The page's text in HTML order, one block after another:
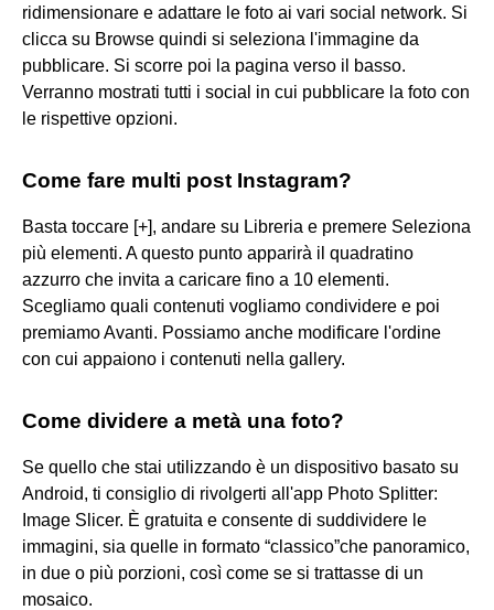
ridimensionare e adattare le foto ai vari social network. Si
clicca su Browse quindi si seleziona l'immagine da
pubblicare. Si scorre poi la pagina verso il basso.
Verranno mostrati tutti i social in cui pubblicare la foto con
le rispettive opzioni.
Come fare multi post Instagram?
Basta toccare [+], andare su Libreria e premere Seleziona
più elementi. A questo punto apparirà il quadratino
azzurro che invita a caricare fino a 10 elementi.
Scegliamo quali contenuti vogliamo condividere e poi
premiamo Avanti. Possiamo anche modificare l'ordine
con cui appaiono i contenuti nella gallery.
Come dividere a metà una foto?
Se quello che stai utilizzando è un dispositivo basato su
Android, ti consiglio di rivolgerti all'app Photo Splitter:
Image Slicer. È gratuita e consente di suddividere le
immagini, sia quelle in formato “classico”che panoramico,
in due o più porzioni, così come se si trattasse di un
mosaico.